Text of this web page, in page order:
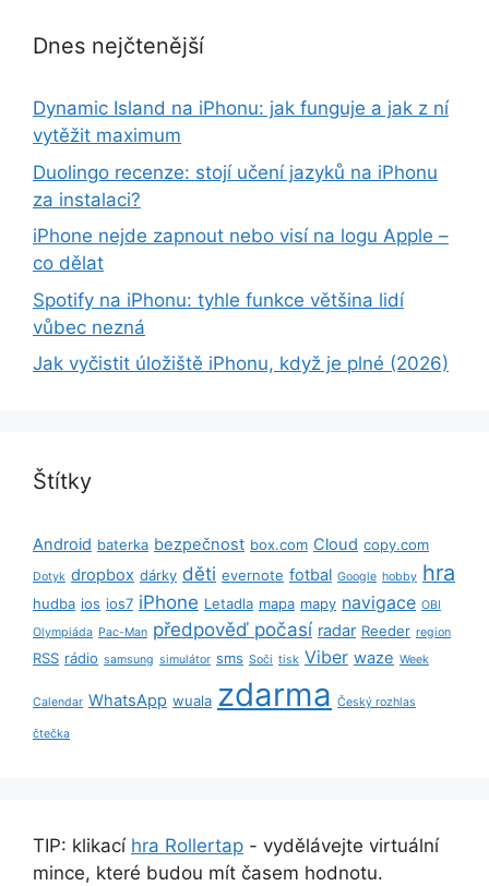
Dnes nejčtenější
Dynamic Island na iPhonu: jak funguje a jak z ní
vytěžit maximum
Duolingo recenze: stojí učení jazyků na iPhonu
za instalaci?
iPhone nejde zapnout nebo visí na logu Apple –
co dělat
Spotify na iPhonu: tyhle funkce většina lidí
vůbec nezná
Jak vyčistit úložiště iPhonu, když je plné (2026)
Štítky
Android baterka bezpečnost box.com Cloud copy.com
Dotyk dropbox dárky děti evernote fotbal Google hobby hra
hudba ios ios7 iPhone Letadla mapa mapy navigace OBI
Olympiáda Pac-Man předpověď počasí radar Reeder region
RSS rádio samsung simulátor sms Soči tisk Viber waze Week
Calendar WhatsApp wuala zdarma Český rozhlas
čtečka
TIP: klikací hra Rollertap - vydělávejte virtuální
mince, které budou mít časem hodnotu.